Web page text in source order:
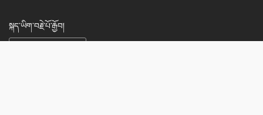
སྐད་ཡིག་བརྗེ་པོ་རྒྱོབ།